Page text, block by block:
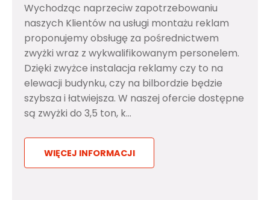
Wychodząc naprzeciw zapotrzebowaniu
naszych Klientów na usługi montażu reklam
proponujemy obsługę za pośrednictwem
zwyżki wraz z wykwalifikowanym personelem.
Dzięki zwyżce instalacja reklamy czy to na
elewacji budynku, czy na bilbordzie będzie
szybsza i łatwiejsza. W naszej ofercie dostępne
są zwyżki do 3,5 ton, k...
WIĘCEJ INFORMACJI